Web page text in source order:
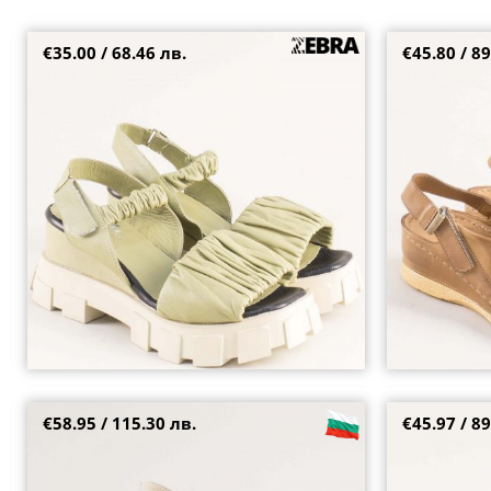
1008z
€35.00 / 68.46 лв.
Zebra дамски
€45.80 /
Златни дамски сандали на модерна
€58.95 / 115.30 лв.
Karyoka
€45.97 /